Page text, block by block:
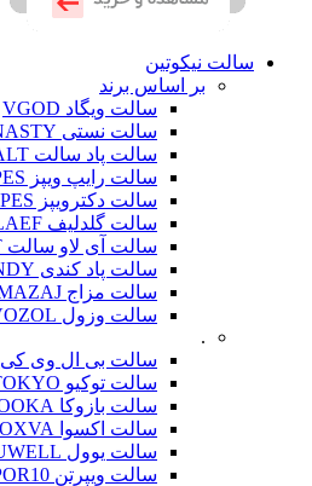
سالت نیکوتین
بر اساس برند
سالت ویگاد VGOD
سالت نستی NASTY
سالت پاد سالت POD SALT
سالت رایپ ویپز RIPE VAPES
سالت دکترویپز DR.VAPES
سالت گلدلیف GOLDLAEF
سالت آی لاو سالت I LOVE SALT
سالت پاد کندی POD CANDY
سالت مزاج MAZAJ
سالت وزول VOZOL
.
سالت بی ال وی کی BLVK
سالت توکیو TOKYO
سالت بازوکا BAZOOKA
سالت اکسوا OXVA
سالت یوول UWELL
سالت ویپرتن VAPOR10